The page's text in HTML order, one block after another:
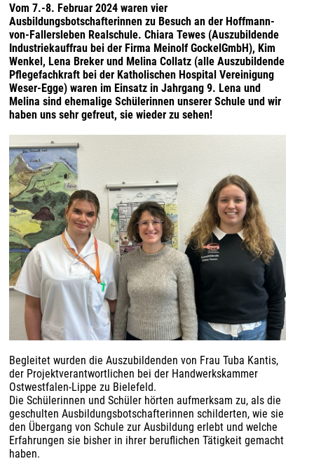
Vom 7.-8. Februar 2024 waren vier
Ausbildungsbotschafterinnen zu Besuch an der Hoffmann-
von-Fallersleben Realschule. Chiara Tewes (Auszubildende
Industriekauffrau bei der Firma Meinolf GockelGmbH), Kim
Wenkel, Lena Breker und Melina Collatz (alle Auszubildende
Pflegefachkraft bei der Katholischen Hospital Vereinigung
Weser-Egge) waren im Einsatz in Jahrgang 9. Lena und
Melina sind ehemalige Schülerinnen unserer Schule und wir
haben uns sehr gefreut, sie wieder zu sehen!
Begleitet wurden die Auszubildenden von Frau Tuba Kantis,
der Projektverantwortlichen bei der Handwerkskammer
Ostwestfalen-Lippe zu Bielefeld.
Die Schülerinnen und Schüler hörten aufmerksam zu, als die
geschulten Ausbildungsbotschafterinnen schilderten, wie sie
den Übergang von Schule zur Ausbildung erlebt und welche
Erfahrungen sie bisher in ihrer beruflichen Tätigkeit gemacht
haben.